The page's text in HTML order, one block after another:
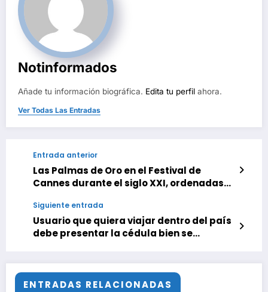
Notinformados
Añade tu información biográfica. Edita tu perfil ahora.
Ver Todas Las Entradas
Entrada anterior
Las Palmas de Oro en el Festival de
Cannes durante el siglo XXI, ordenadas
Siguiente entrada
Usuario que quiera viajar dentro del país
debe presentar la cédula bien se
ENTRADAS RELACIONADAS